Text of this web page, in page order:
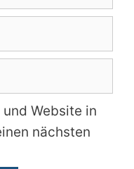
Website in
nächsten